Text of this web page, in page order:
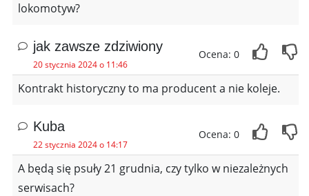
lokomotyw?
jak zawsze zdziwiony
20 stycznia 2024 o 11:46
Ocena: 0
Kontrakt historyczny to ma producent a nie koleje.
Kuba
22 stycznia 2024 o 14:17
Ocena: 0
A będą się psuły 21 grudnia, czy tylko w niezależnych
serwisach?